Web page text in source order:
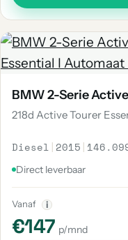
BMW 2-Serie
218d Active Tourer
Diesel | 2015 |
Direct leverbaar
Vanaf i
€147 p/mnd